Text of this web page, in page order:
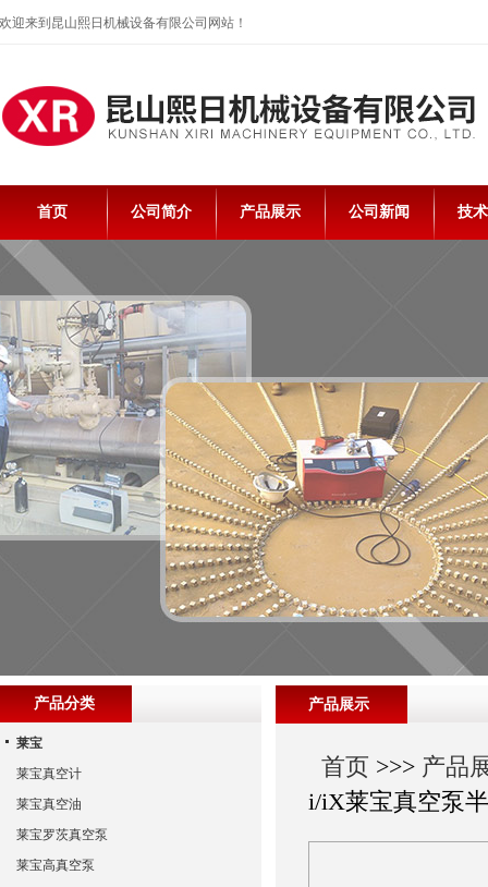
欢迎来到昆山熙日机械设备有限公司网站！
首页 公司简介 产品展示 公司新闻 技
产品展示
首页 >>> 产品
i/iX莱宝真空泵
产品分类
莱宝
莱宝真空计
莱宝真空油
莱宝罗茨真空泵
莱宝高真空泵